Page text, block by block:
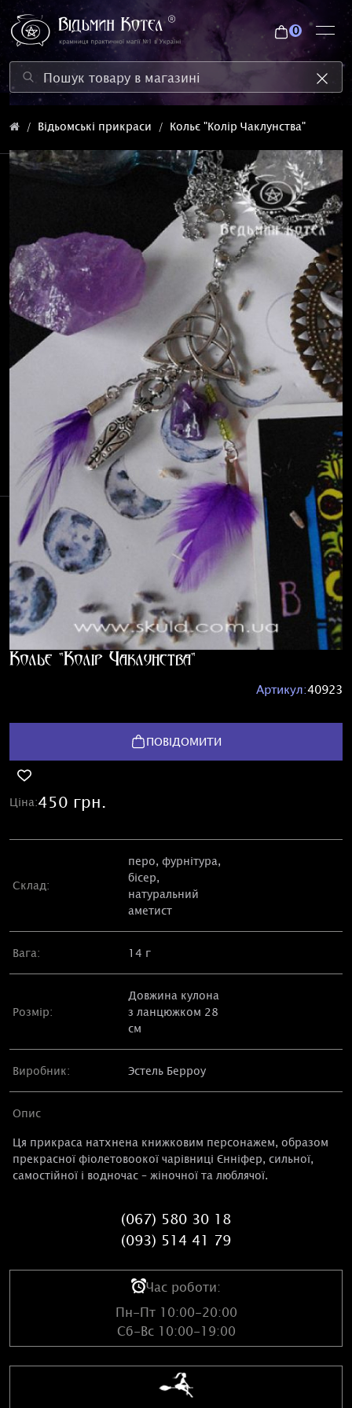
0
Відьомські прикраси Кольє "Колір Чаклунства"
Кольє "Колір Чаклунства"
Артикул:40923
ПОВІДОМИТИ
Ціна:450 грн.
Склад:
перо, фурнітура,
бісер,
натуральний
аметист
Вага: 14 г
Розмір:
Довжина кулона
з ланцюжком 28
см
Виробник: Эстель Берроу
Опис
Ця прикраса натхнена книжковим персонажем, образом
прекрасної фіолетовоокої чарівниці Єнніфер, сильної,
самостійної і водночас – жіночної та люблячої.
(067) 580 30 18
(093) 514 41 79
Час роботи:
Пн-Пт 10:00-20:00
Сб-Вс 10:00-19:00